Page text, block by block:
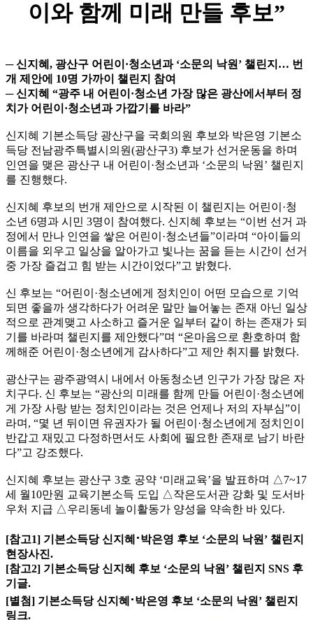
이와 함께 미래 만들 후보”
─ 신지혜, 광산구 어린이·청소년과 ‘소문의 낙원’ 챌린지… 번
개 제안에 10명 가까이 챌린지 참여
─ 신지혜 “광주 내 어린이 ·청소년 가장 많은 광산에서부터 정
치가 어린이 ·청소년과 가깝기를 바라”
신지혜 기본소득당 광산구을 국회의원 후보와 박은영 기본소
득당 전남광주특별시의원(광산구3) 후보가 선거운동을 하며
인연을 맺은 광산구 내 어린이·청소년과 ‘소문의 낙원’ 챌린지
를 진행했다.
신지혜 후보의 번개 제안으로 시작된 이 챌린지는 어린이·청
소년 6명과 시민 3명이 참여했다. 신지혜 후보는 “이번 선거 과
정에서 만나 인연을 쌓은 어린이·청소년들”이라며 “아이들의
이름을 외우고 일상을 알아가고 빛나는 꿈을 듣는 시간이 선거
중 가장 즐겁고 힘 받는 시간이었다”고 밝혔다.
신 후보는 “어린이·청소년에게 정치인이 어떤 모습으로 기억
되면 좋을까 생각하다가 어려운 말만 늘어놓는 존재 아닌 일상
적으로 관계맺고 사소하고 즐거운 일부터 같이 하는 존재가 되
기를 바라며 챌린지를 제안했다”며 “온마음으로 환호하며 함
께해준 어린이·청소년에게 감사하다”고 제안 취지를 밝혔다.
광산구는 광주광역시 내에서 아동청소년 인구가 가장 많은 자
치구다. 신 후보는 “광산의 미래를 함께 만들 어린이·청소년에
게 가장 사랑 받는 정치인이라는 것은 언제나 저의 자부심”이
라며, “몇 년 뒤이면 유권자가 될 어린이·청소년에게 정치인이
반갑고 재밌고 다정하면서도 사회에 필요한 존재로 남기 바란
다”고 강조했다.
신지혜 후보는 광산구 3호 공약 ‘미래교육’을 발표하며 △7~17
세 월10만원 교육기본소득 도입 △작은도서관 강화 및 도서바
우처 지급 △우리동네 놀이활동가 양성을 약속한 바 있다.
[참고1] 기본소득당 신지혜 ·박은영 후보 ‘소문의 낙원’ 챌린지
현장사진.
[참고2] 기본소득당 신지혜 후보 ‘소문의 낙원’ 챌린지 SNS 후
기글.
[별첨] 기본소득당 신지혜 ·박은영 후보 ‘소문의 낙원’ 챌린지
링크.